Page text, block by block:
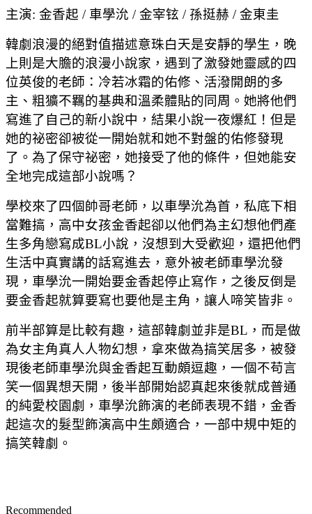
主演: 金香起 / 車學沇 / 金宰铉 / 孫挺赫 / 金東圭
韓劇浪漫的絕對值描述意珠白天是安靜的學生，晚
上則是大膽的浪漫小說家，遇到了激發她靈感的四
位英俊的老師：冷若冰霜的佑修、活潑開朗的多
主、粗獷不羈的基典和溫柔體貼的同周。她將他們
寫進了自己的新小說中，結果小說一夜爆紅！但是
她的祕密卻被從一開始就和她不對盤的佑修發現
了。為了保守祕密，她接受了他的條件，但她能安
全地完成這部小說嗎？
學校來了四個帥哥老師，以車學沇為首，私底下相
當難搞，高中女孩金香起卻以他們為主幻想他們產
生多角戀寫成BL小說，沒想到大受歡迎，還把他們
生活中真實講的話寫進去，意外被老師車學沇發
現，車學沇一開始要金香起停止寫作，之後反倒是
要金香起就算要寫也要他是主角，讓人啼笑皆非。
前半部算是比較有趣，這部韓劇並非是BL，而是做
為女主角真人人物幻想，拿來做為搞笑居多，被發
現後老師車學沇與金香起互動頗逗趣，一個不苟言
笑一個異想天開，後半部開始認真起來後就成普通
的純愛校園劇，車學沇飾演的老師表現不錯，金香
起這次的髮型飾演高中生頗適合，一部中規中矩的
搞笑韓劇。
Recommended